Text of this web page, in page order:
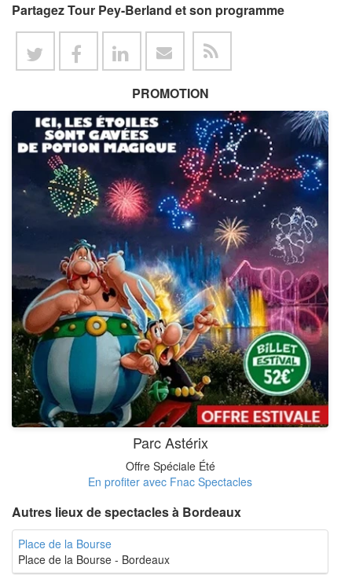
Partagez Tour Pey-Berland et son programme
PROMOTION
Parc Astérix
Offre Spéciale Été
En profiter avec Fnac Spectacles
Autres lieux de spectacles à Bordeaux
Place de la Bourse
Place de la Bourse - Bordeaux